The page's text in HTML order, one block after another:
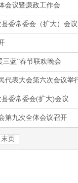
会议暨廉政工作会
委常委会（扩大）会议
三蓝”春节联欢晚会
代表大会第六次会议举
委常委会(扩大)会议
第九次全体会议召开
末页